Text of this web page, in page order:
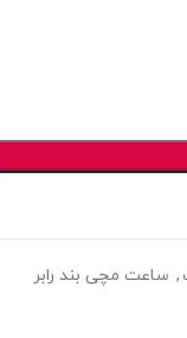
, ساعت مچی بند رابر